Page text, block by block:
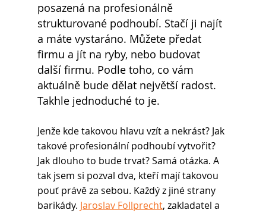
posazená na profesionálně
strukturované podhoubí. Stačí ji najít
a máte vystaráno. Můžete předat
firmu a jít na ryby, nebo budovat
další firmu. Podle toho, co vám
aktuálně bude dělat největší radost.
Takhle jednoduché to je.
Jenže kde takovou hlavu vzít a nekrást? Jak
takové profesionální podhoubí vytvořit?
Jak dlouho to bude trvat? Samá otázka. A
tak jsem si pozval dva, kteří mají takovou
pouť právě za sebou. Každý z jiné strany
barikády. Jaroslav Follprecht, zakladatel a